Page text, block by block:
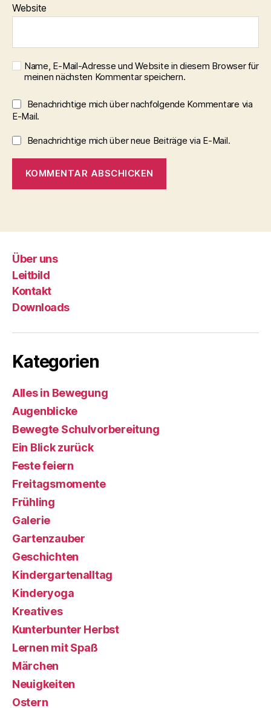
Website
Name, E-Mail-Adresse und Website in diesem Browser für
meinen nächsten Kommentar speichern.
Benachrichtige mich über nachfolgende Kommentare via
E-Mail.
Benachrichtige mich über neue Beiträge via E-Mail.
Über uns
Leitbild
Kontakt
Downloads
Kategorien
Alles in Bewegung
Augenblicke
Bewegte Schulvorbereitung
Ein Blick zurück
Feste feiern
Freitagsmomente
Frühling
Galerie
Gartenzauber
Geschichten
Kindergartenalltag
Kinderyoga
Kreatives
Kunterbunter Herbst
Lernen mit Spaß
Märchen
Neuigkeiten
Ostern